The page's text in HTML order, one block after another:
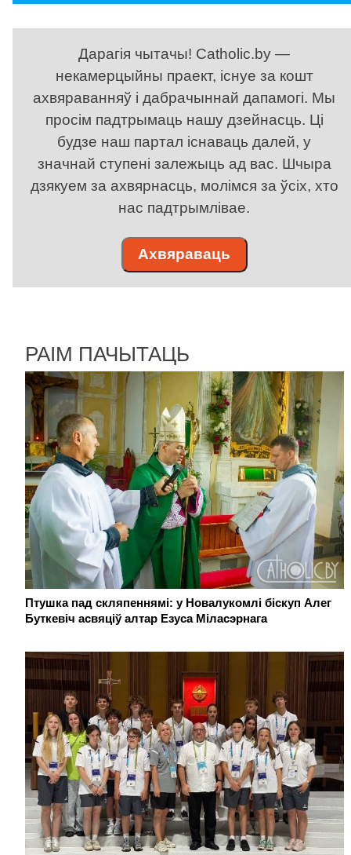
Дарагія чытачы! Catholic.by —
некамерцыйны праект, існуе за кошт
ахвяраванняў і дабрачыннай дапамогі. Мы
просім падтрымаць нашу дзейнасць. Ці
будзе наш партал існаваць далей, у
значнай ступені залежыць ад вас. Шчыра
дзякуем за ахвярнасць, молімся за ўсіх, хто
нас падтрымлівае.
Ахвяраваць
РАІМ ПАЧЫТАЦЬ
Птушка пад скляпеннямі: у Новалукомлі біскуп Алег
Буткевіч асвяціў алтар Езуса Міласэрнага